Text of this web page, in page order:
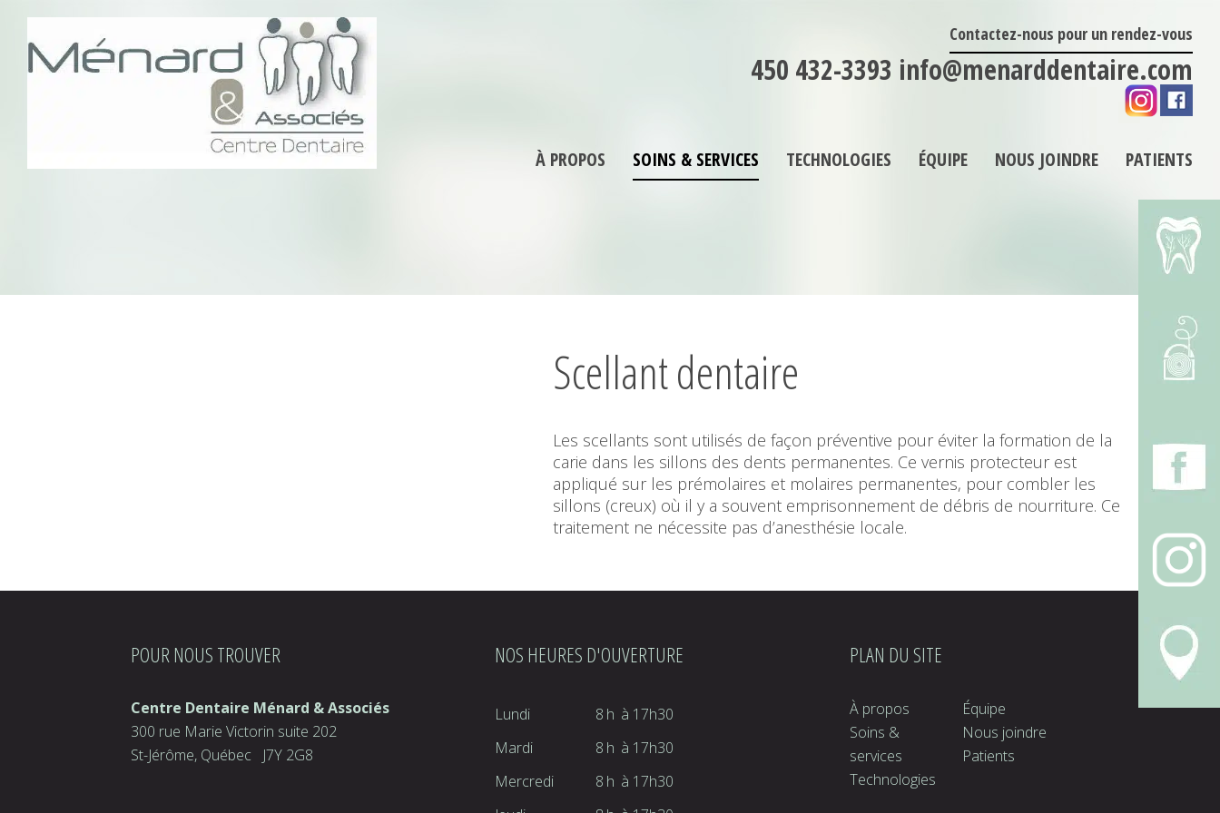
Contactez-nous pour un rendez-vous
450 432-3393 info@menarddentaire.com
À PROPOS SOINS & SERVICES TECHNOLOGIES ÉQUIPE NOUS JOINDRE PATIENTS
Scellant dentaire
Les scellants sont utilisés de façon préventive pour éviter la formation de la
carie dans les sillons des dents permanentes. Ce vernis protecteur est
appliqué sur les prémolaires et molaires permanentes, pour combler les
sillons (creux) où il y a souvent emprisonnement de débris de nourriture. Ce
traitement ne nécessite pas d’anesthésie locale.
POUR NOUS TROUVER
Centre Dentaire Ménard & Associés
300 rue Marie Victorin suite 202
St-Jérôme, Québec J7Y 2G8
NOS HEURES D'OUVERTURE
Lundi 8h à 17h30
Mardi
8h à 17h30
Mercredi
8h à 17h30
PLAN DU SITE
À propos
Soins &
services
Technologies
Équipe
Nous joindre
Patients